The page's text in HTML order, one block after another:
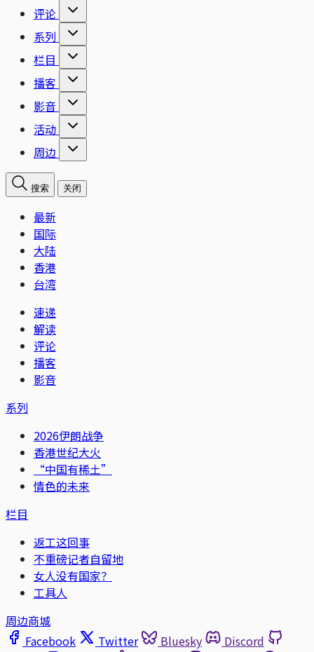
评论
系列
栏目
播客
影音
活动
周边
搜索 关闭
最新
国际
大陆
香港
台湾
速递
解读
评论
播客
影音
系列
2026伊朗战争
香港世纪大火
“中国有稀土”
情色的未来
栏目
返工这回事
不重磅记者自留地
女人没有国家？
工具人
周边商城
Facebook
Twitter Bluesky
Discord